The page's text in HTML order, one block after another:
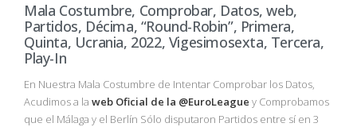
Mala Costumbre, Comprobar, Datos, web,
Partidos, Décima, “Round-Robin”, Primera,
Quinta, Ucrania, 2022, Vigesimosexta, Tercera,
Play-In
En Nuestra Mala Costumbre de Intentar Comprobar los Datos,
Acudimos a la web Oficial de la @EuroLeague y Comprobamos
que el Málaga y el Berlín Sólo disputaron Partidos entre sí en 3